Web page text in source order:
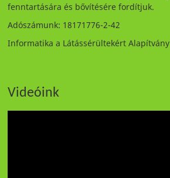
fenntartására és bővítésére fordítjuk.
Adószámunk: 18171776-2-42
Informatika a Látássérültekért Alapítvány
Videóink